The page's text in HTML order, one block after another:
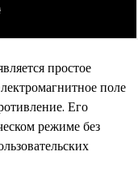
простое
поле
Его
режиме без